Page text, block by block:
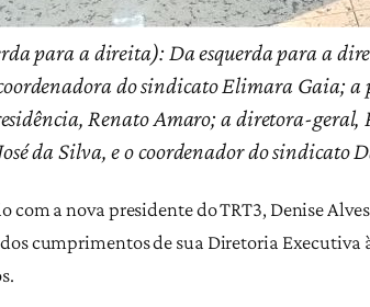
para a direita): Da esquerda para a
do sindicato Elimara Gaia; a
Renato Amaro; a diretora-geral,
da Silva, e o coordenador do sindicato
a nova presidente do TRT3, Denise
cumprimentos de sua Diretoria Executiva